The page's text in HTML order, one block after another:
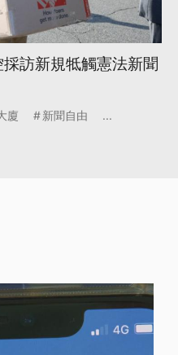
採訪新規牴觸憲法新聞
廈 新聞自由 ...